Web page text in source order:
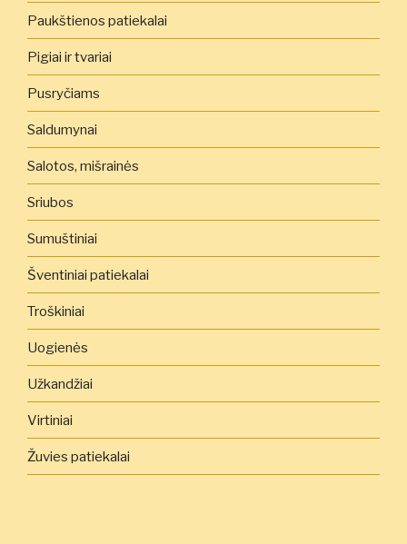
Paukštienos patiekalai
Pigiai ir tvariai
Pusryčiams
Saldumynai
Salotos, mišrainės
Sriubos
Sumuštiniai
Šventiniai patiekalai
Troškiniai
Uogienės
Užkandžiai
Virtiniai
Žuvies patiekalai